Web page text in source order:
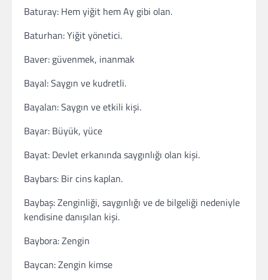
Baturay: Hem yiğit hem Ay gibi olan.
Baturhan: Yiğit yönetici.
Baver: güvenmek, inanmak
Bayal: Saygın ve kudretli.
Bayalan: Saygın ve etkili kişi.
Bayar: Büyük, yüce
Bayat: Devlet erkanında saygınlığı olan kişi.
Baybars: Bir cins kaplan.
Baybaş: Zenginliği, saygınlığı ve de bilgeliği nedeniyle
kendisine danışılan kişi.
Baybora: Zengin
Baycan: Zengin kimse